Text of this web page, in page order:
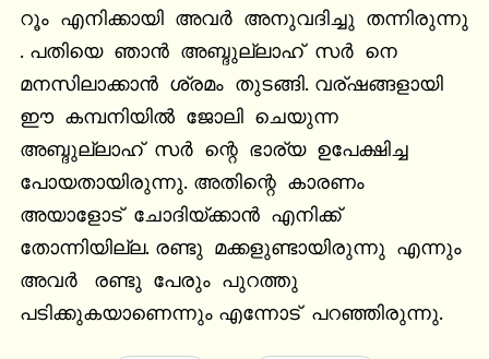
റൂം  എനിക്കായി  അവർ  അനുവദിച്ചു  തന്നിരുന്നു
. പതിയെ  ഞാൻ  അബ്ദുല്ലാഹ്  സർ  നെ
മനസിലാക്കാൻ  ശ്രമം  തുടങ്ങി. വര്ഷങ്ങളായി
ഈ  കമ്പനിയിൽ  ജോലി  ചെയുന്ന
അബ്ദുല്ലാഹ്  സർ  ന്റെ  ഭാര്യ  ഉപേക്ഷിച്ച
പോയതായിരുന്നു. അതിന്റെ  കാരണം
അയാളോട്  ചോദിയ്ക്കാൻ  എനിക്ക്
തോന്നിയില്ല. രണ്ടു  മക്കളുണ്ടായിരുന്നു  എന്നും
അവർ   രണ്ടു  പേരും  പുറത്തു
പടിക്കുകയാണെന്നും എന്നോട്  പറഞ്ഞിരുന്നു.